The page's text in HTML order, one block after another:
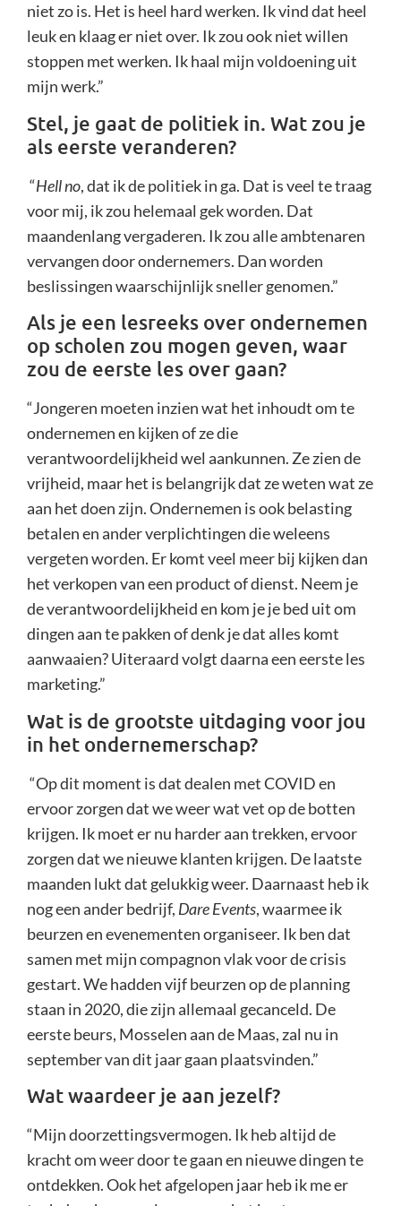
niet zo is. Het is heel hard werken. Ik vind dat heel
leuk en klaag er niet over. Ik zou ook niet willen
stoppen met werken. Ik haal mijn voldoening uit
mijn werk.”
Stel, je gaat de politiek in. Wat zou je
als eerste veranderen?
“Hell no, dat ik de politiek in ga. Dat is veel te traag
voor mij, ik zou helemaal gek worden. Dat
maandenlang vergaderen. Ik zou alle ambtenaren
vervangen door ondernemers. Dan worden
beslissingen waarschijnlijk sneller genomen.”
Als je een lesreeks over ondernemen
op scholen zou mogen geven, waar
zou de eerste les over gaan?
“Jongeren moeten inzien wat het inhoudt om te
ondernemen en kijken of ze die
verantwoordelijkheid wel aankunnen. Ze zien de
vrijheid, maar het is belangrijk dat ze weten wat ze
aan het doen zijn. Ondernemen is ook belasting
betalen en ander verplichtingen die weleens
vergeten worden. Er komt veel meer bij kijken dan
het verkopen van een product of dienst. Neem je
de verantwoordelijkheid en kom je je bed uit om
dingen aan te pakken of denk je dat alles komt
aanwaaien? Uiteraard volgt daarna een eerste les
marketing.”
Wat is de grootste uitdaging voor jou
in het ondernemerschap?
“Op dit moment is dat dealen met COVID en
ervoor zorgen dat we weer wat vet op de botten
krijgen. Ik moet er nu harder aan trekken, ervoor
zorgen dat we nieuwe klanten krijgen. De laatste
maanden lukt dat gelukkig weer. Daarnaast heb ik
nog een ander bedrijf, Dare Events, waarmee ik
beurzen en evenementen organiseer. Ik ben dat
samen met mijn compagnon vlak voor de crisis
gestart. We hadden vijf beurzen op de planning
staan in 2020, die zijn allemaal gecanceld. De
eerste beurs, Mosselen aan de Maas, zal nu in
september van dit jaar gaan plaatsvinden.”
Wat waardeer je aan jezelf?
“Mijn doorzettingsvermogen. Ik heb altijd de
kracht om weer door te gaan en nieuwe dingen te
ontdekken. Ook het afgelopen jaar heb ik me er